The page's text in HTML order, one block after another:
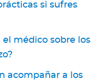
si sufres
el médico sobre los
acompañar a los